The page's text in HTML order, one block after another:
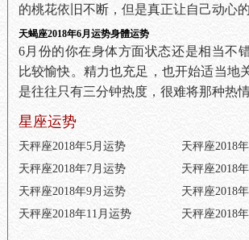
的桃花依旧不断，但是真正让自己动心的
天蝎座2018年6月运势身體运势
6月份的你在身体方面状态还是相当不
比较愉快。精力也充足，也开始适当地
是往往只有三分钟热度，很难将那种热情
星座运势
天秤座2018年5月运势
天秤座2018
天秤座2018年7月运势
天秤座2018
天秤座2018年9月运势
天秤座2018
天秤座2018年11月运势
天秤座2018